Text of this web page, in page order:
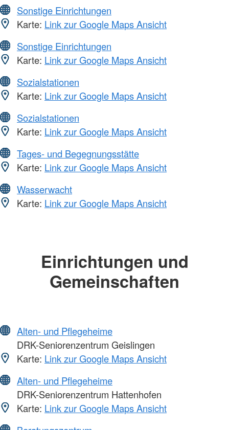
Sonstige Einrichtungen
Karte: Link zur Google Maps Ansicht
Sonstige Einrichtungen
Karte: Link zur Google Maps Ansicht
Sozialstationen
Karte: Link zur Google Maps Ansicht
Sozialstationen
Karte: Link zur Google Maps Ansicht
Tages- und Begegnungsstätte
Karte: Link zur Google Maps Ansicht
Wasserwacht
Karte: Link zur Google Maps Ansicht
Einrichtungen und
Gemeinschaften
Alten- und Pflegeheime
DRK-Seniorenzentrum Geislingen
Karte: Link zur Google Maps Ansicht
Alten- und Pflegeheime
DRK-Seniorenzentrum Hattenhofen
Karte: Link zur Google Maps Ansicht